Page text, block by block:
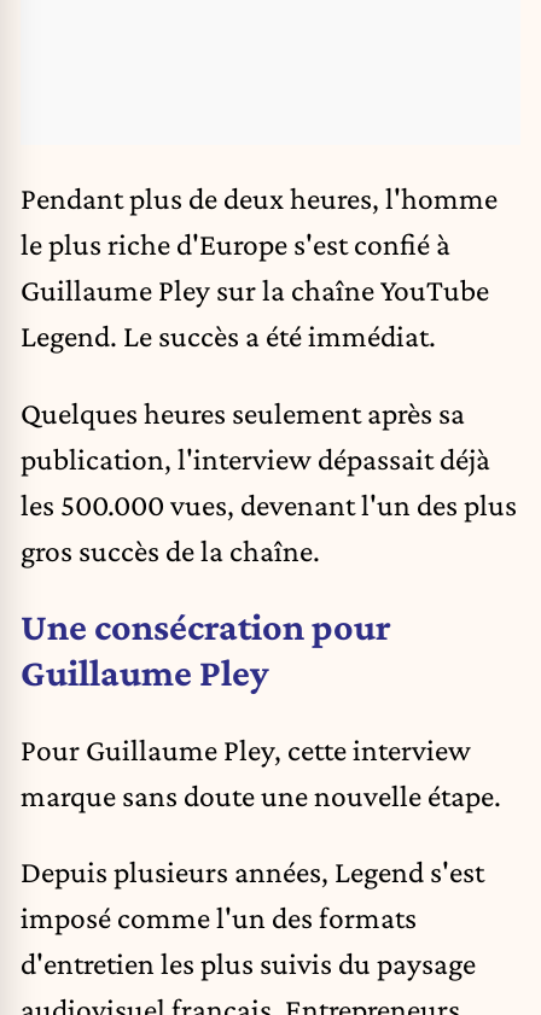
Pendant plus de deux heures, l'homme
le plus riche d'Europe s'est confié à
Guillaume Pley sur la chaîne YouTube
Legend. Le succès a été immédiat.
Quelques heures seulement après sa
publication, l'interview dépassait déjà
les 500.000 vues, devenant l'un des plus
gros succès de la chaîne.
Une consécration pour
Guillaume Pley
Pour Guillaume Pley, cette interview
marque sans doute une nouvelle étape.
Depuis plusieurs années, Legend s'est
imposé comme l'un des formats
d'entretien les plus suivis du paysage